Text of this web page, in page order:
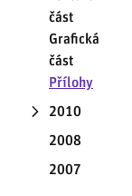
část
Grafická
část
Přílohy
2010
2008
2007